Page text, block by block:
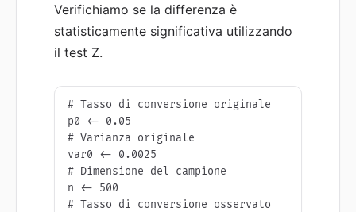
Verifichiamo se la differenza è
statisticamente significativa utilizzando
il test Z.
# Tasso di conversione originale
p0 <- 0.05
# Varianza originale
var0 <- 0.0025
# Dimensione del campione
n <- 500
# Tasso di conversione osservato